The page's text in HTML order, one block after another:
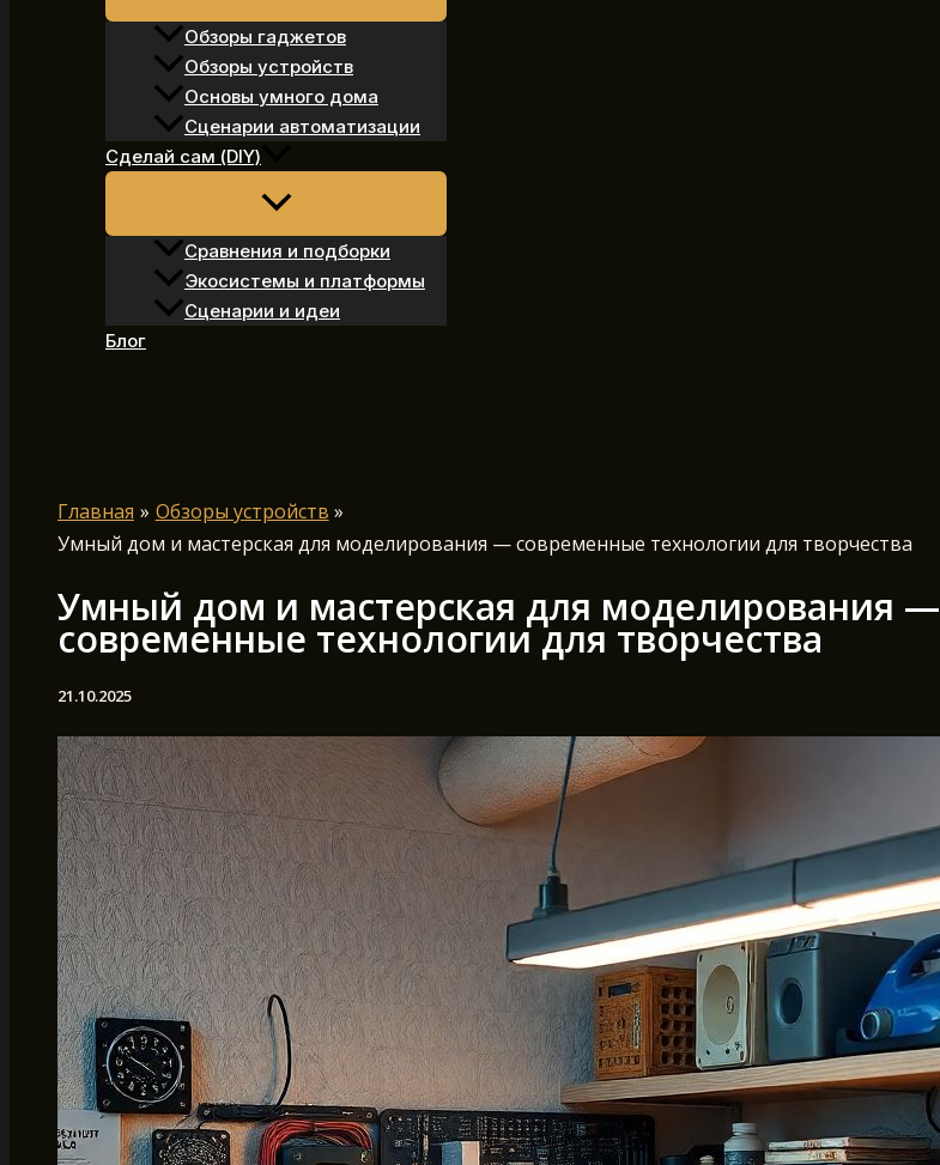
Обзоры гаджетов
Обзоры устройств
Основы умного дома
Сценарии автоматизации
Сделай сам (DIY)
Сравнения и подборки
Экосистемы и платформы
Сценарии и идеи
Блог
Главная
Обзоры устройств
Умный дом и мастерская для моделирования — современные технологии для творчества
Умный дом и мастерская для моделирования —
современные технологии для творчества
21.10.2025